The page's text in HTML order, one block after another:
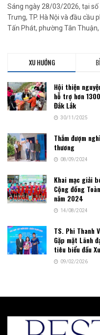
Sáng ngày 28/03/2026, tại
Trưng, TP. Hà Nội và đầu cầu
Tấn Phát, phường Tân Thuận,
XU HƯỚNG
Hội thiện
hỗ trợ hơn
Đắk Lắk
30/11/2025
Thắm đượm
thương
08/09/2024
Khai mạc giải
Cộng đồng
năm 2024
14/08/2024
TS. Phi Thanh
Gặp mặt Lãnh
tiêu biểu đầu
09/02/2026